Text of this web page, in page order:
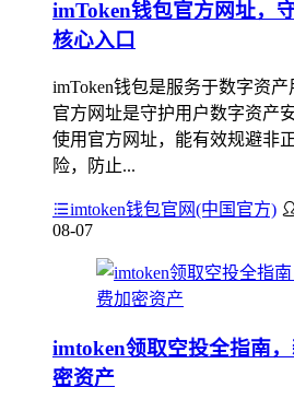
imToken钱包官方网址，
核心入口
imToken钱包是服务于数字资
官方网址是守护用户数字资产
使用官方网址，能有效规避非
险，防止...
imtoken钱包官网(中国官方)
08-07
imtoken领取空投全指南
密资产